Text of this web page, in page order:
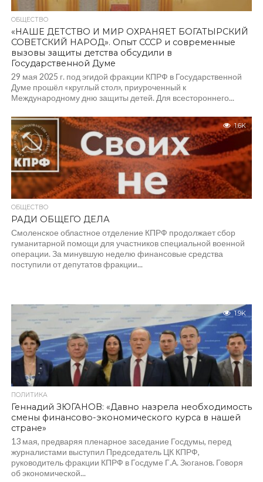
ОБЩЕСТВО
«НАШЕ ДЕТСТВО И МИР ОХРАНЯЕТ БОГАТЫРСКИЙ
СОВЕТСКИЙ НАРОД». Опыт СССР и современные
вызовы защиты детства обсудили в
Государственной Думе
29 мая 2025 г. под эгидой фракции КПРФ в Государственной
Думе прошёл «круглый стол», приуроченный к
Международному дню защиты детей. Для всестороннего...
1.6K
ОБЩЕСТВО
РАДИ ОБЩЕГО ДЕЛА
Смоленское областное отделение КПРФ продолжает сбор
гуманитарной помощи для участников специальной военной
операции. За минувшую неделю финансовые средства
поступили от депутатов фракции...
1.9K
ПОЛИТИКА
Геннадий ЗЮГАНОВ: «Давно назрела необходимость
смены финансово-экономического курса в нашей
стране»
13 мая, предваряя пленарное заседание Госдумы, перед
журналистами выступил Председатель ЦК КПРФ,
руководитель фракции КПРФ в Госдуме Г.А. Зюганов. Говоря
об экономической...